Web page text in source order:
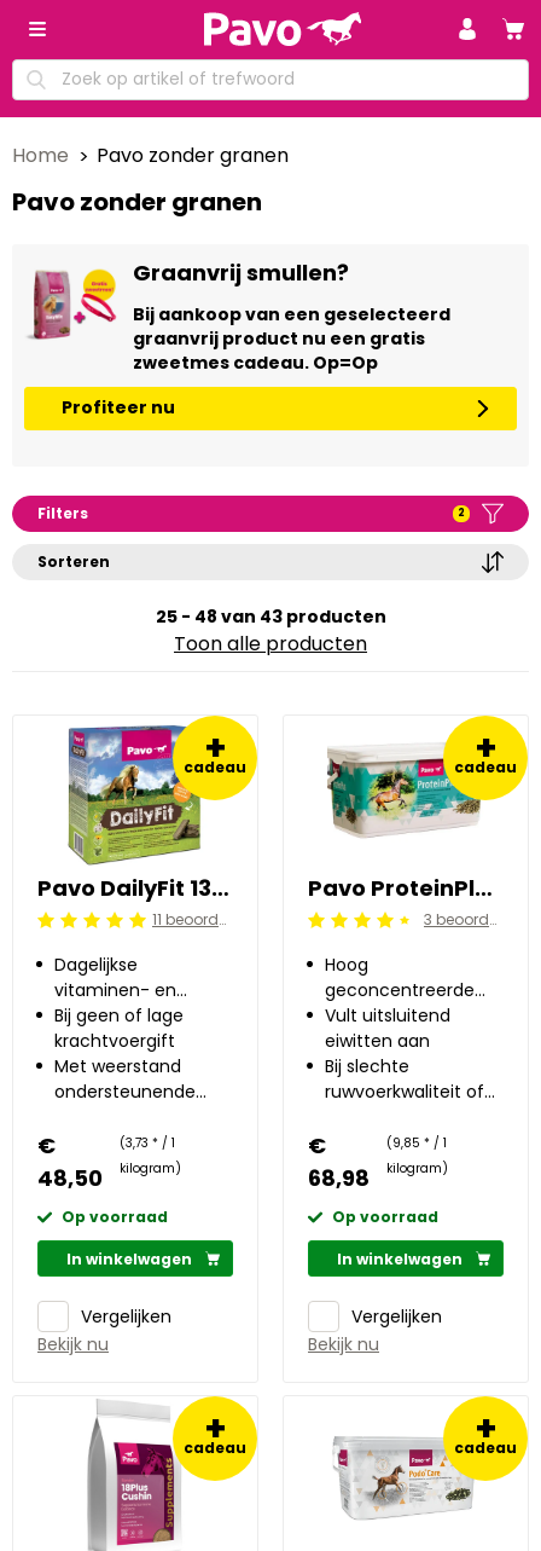
Home Pavo zonder granen
Pavo zonder granen
Graanvrij smullen?
Bij aankoop van een geselecteerd
graanvrij product nu een gratis
zweetmes cadeau. Op=Op
Profiteer nu
Filters 2
Sorteren
25 - 48 van 43 producten
Toon alle producten
+
cadeau
Pavo DailyFit 13 kg
Beoordeling: 5/5 11 beoordelingen
Dagelijkse
vitaminen- en
mineralenreep
Bij geen of lage
krachtvoergift
Met weerstand
ondersteunende
€
48,50
(3,73 * / 1
kilogram)
Op voorraad
In winkelwagen
Vergelijken
Bekijk nu
+
cadeau
Pavo ProteinPlus 7 kg
Beoordeling: 4.5/5 3 beoordelingen
Hoog
geconcentreerde
eiwitbron
Vult uitsluitend
eiwitten aan
Bij slechte
ruwvoerkwaliteit of
eiwitbehoefte
€
68,98
(9,85 * / 1
kilogram)
Op voorraad
In winkelwagen
Vergelijken
Bekijk nu
+
cadeau +
cadeau